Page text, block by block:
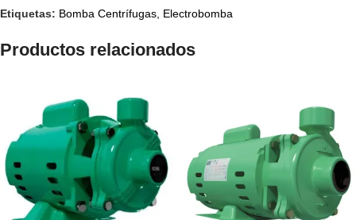
Etiquetas: Bomba Centrífugas Electrobomba
Productos relacionados